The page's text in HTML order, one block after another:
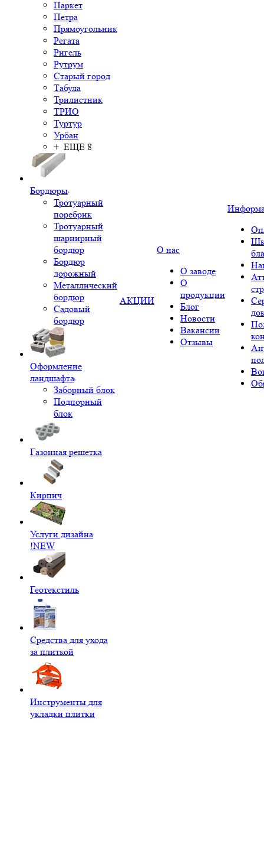
Паркет
Петра
Прямоугольник
Регата
Ригель
Рутрум
Старый город
Табула
Трилистник
ТРИО
Туртур
Урбан
+ ЕЩЕ 8
Бордюры
Тротуарный
поребрик
Тротуарный
шарнирный
бордюр
Бордюр
дорожный
Металлический
бордюр
Садовый
бордюр
Оформление
ландшафта
Заборный блок
Подпорный
блок
Газонная решетка
Кирпич
Услуги дизайна
!NEW
Геотекстиль
Средства для ухода
за плиткой
Инструменты для
укладки плитки
АКЦИИ
О нас
О заводе
О
продукции
Блог
Новости
Вакансии
Отзывы